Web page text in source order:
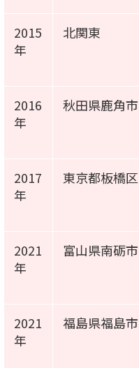
2015
年
北関東
2016
年
秋田県鹿角市
2017
年
東京都板橋区
2021
年
富山県南砺市
2021
年
福島県福島市